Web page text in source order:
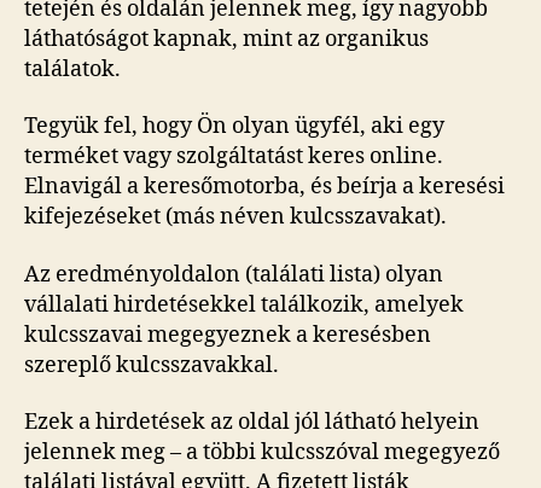
tetején és oldalán jelennek meg, így nagyobb
láthatóságot kapnak, mint az organikus
találatok.
Tegyük fel, hogy Ön olyan ügyfél, aki egy
terméket vagy szolgáltatást keres online.
Elnavigál a keresőmotorba, és beírja a keresési
kifejezéseket (más néven kulcsszavakat).
Az eredményoldalon (találati lista) olyan
vállalati hirdetésekkel találkozik, amelyek
kulcsszavai megegyeznek a keresésben
szereplő kulcsszavakkal.
Ezek a hirdetések az oldal jól látható helyein
jelennek meg – a többi kulcsszóval megegyező